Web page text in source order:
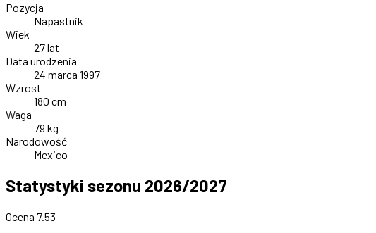
Pozycja
Napastnik
Wiek
27 lat
Data urodzenia
24 marca 1997
Wzrost
180 cm
Waga
79 kg
Narodowość
Mexico
Statystyki sezonu 2026/2027
Ocena 7.53